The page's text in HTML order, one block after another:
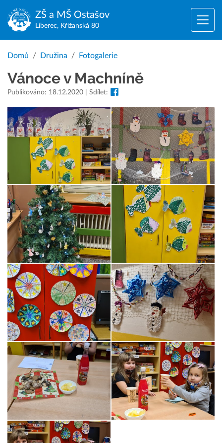
ZŠ a MŠ Ostašov
Liberec, Křižanská 80
Domů Družina Fotogalerie
Vánoce v Machníně
Publikováno: 18.12.2020 | Sdílet: